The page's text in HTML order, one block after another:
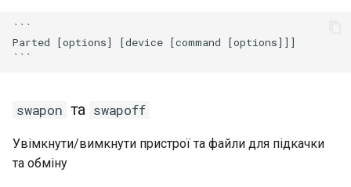
```
Parted [options] [device [command [options]]]
swapon та swapoff
Увімкнути/вимкнути пристрої та файли для підкачки
та обміну